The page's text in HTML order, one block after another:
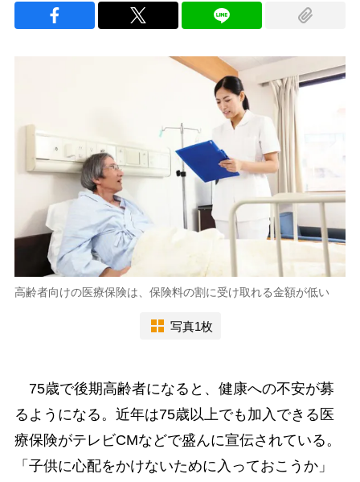
高齢者向けの医療保険は、保険料の割に受け取れる金額が低い
写真1枚
75歳で後期高齢者になると、健康への不安が募
るようになる。近年は75歳以上でも加入できる医
療保険がテレビCMなどで盛んに宣伝されている。
「子供に心配をかけないために入っておこうか」